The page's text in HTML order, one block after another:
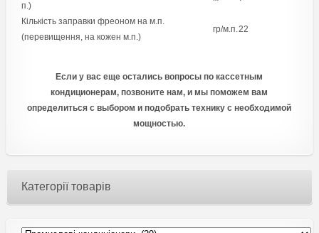
п.)
Кількість заправки фреоном на м.п.
(перевищення, на кожен м.п.)
гр/м.п.22
Если у вас еще остались вопросы по кассетным
кондиционерам, позвоните нам, и мы поможем вам
определиться с выбором и подобрать технику с необходимой
мощностью.
Категорії товарів